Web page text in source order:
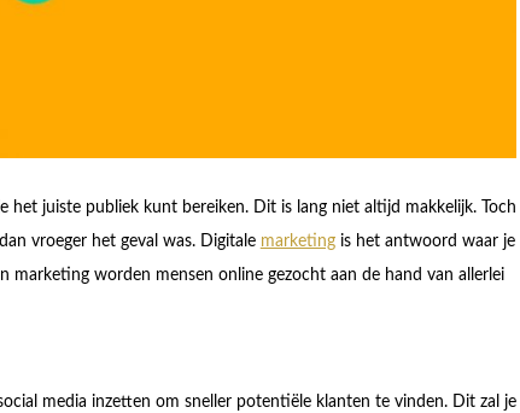
het juiste publiek kunt bereiken. Dit is lang niet altijd makkelijk. Toch
vroeger het geval was. Digitale marketingis het antwoord waar je
marketing worden mensen online gezocht aan de hand van allerlei
media inzetten om sneller potentiële klanten te vinden. Dit zal je